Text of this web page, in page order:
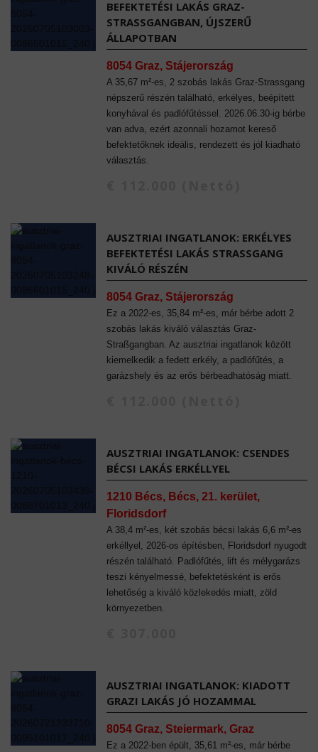
BEFEKTETÉSI LAKÁS GRAZ-
STRASSGANGBAN, ÚJSZERŰ
ÁLLAPOTBAN
8054 Graz, Stájerország
A 35,67 m²-es, 2 szobás lakás Graz-Strassgang
népszerű részén található, erkélyes, beépített
konyhával és padlófűtéssel. 2026.06.30-ig bérbe
van adva, ezért azonnali hozamot kereső
befektetőknek ideális, rendezett és jól kiadható
választás.
AUSZTRIAI INGATLANOK: ERKÉLYES
BEFEKTETÉSI LAKÁS STRASSGANG K
IVÁLÓ RÉSZÉN
8054 Graz, Stájerország
Ez a 2022-es, 35,84 m²-es, már bérbe adott 2
szobás lakás kiváló választás Graz-
Straßgangban. Az ausztriai ingatlanok között
kiemelkedik a fedett erkély, a padlófűtés, a
garázshely és az erős bérbeadhatóság miatt.
AUSZTRIAI INGATLANOK: CSENDES
BÉCSI LAKÁS ERKÉLLYEL
1210 Bécs, Bécs, 21. kerület,
Floridsdorf
A 38,4 m²-es, két szobás bécsi lakás 6,6 m²-es
erkéllyel, 2026-os építésben, Floridsdorf nyugodt
részén található. Padlófűtés, lift és mélygarázs
teszi kényelmessé, befektetésként is erős
lehetőség a kiváló közlekedés miatt, zöld
környezetben.
AUSZTRIAI INGATLANOK: KIADOTT
GRAZI LAKÁS JÓ HOZAMMAL
8054 Graz, Steiermark, Graz
Ez a 2022-ben épült, 35,61 m²-es, már bérbe